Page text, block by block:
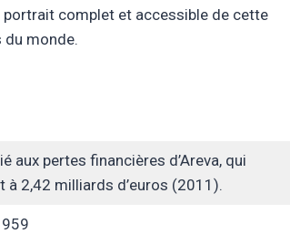
portrait complet et accessible de cette
monde.
aux pertes financières d’Areva, qui
à 2,42 milliards d’euros (2011).